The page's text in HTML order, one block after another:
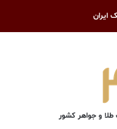
ایران
طلا و جواهر کشور